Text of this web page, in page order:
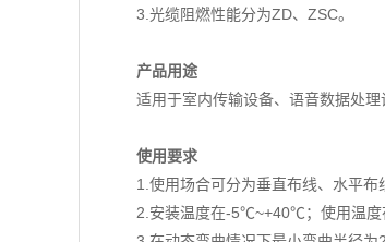
3.光缆阻燃性能分为ZD、ZSC。
产品用途
适用于室内传输设备、语音数据处
使用要求
1.使用场合可分为垂直布线、水平布
2.安装温度在-5℃~+40℃；使用温